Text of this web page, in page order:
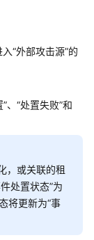
“外部攻击源”的
”、“处置失败”和
，或关联的租
处置状态”为
将更新为“事